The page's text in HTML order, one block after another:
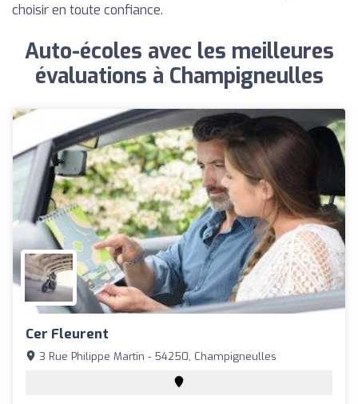
choisir en toute confiance.
Auto-écoles avec les meilleures
évaluations à Champigneulles
Cer Fleurent
3 Rue Philippe Martin - 54250, Champigneulles